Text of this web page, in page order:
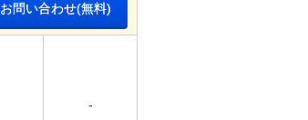
お問い合わせ(無料)
-